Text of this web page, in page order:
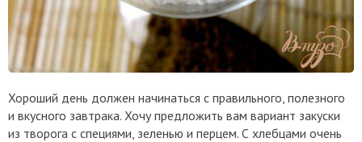
Хороший день должен начинаться с правильного, полезного
и вкусного завтрака. Хочу предложить вам вариант закуски
из творога с специями, зеленью и перцем. С хлебцами очень